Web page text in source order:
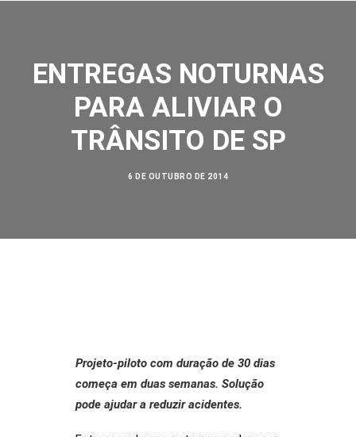
SOBRE NÓS
ENTREGAS NOTURNAS
PARA ALIVIAR O
TRÂNSITO DE SP
6 DE OUTUBRO DE 2014
Projeto-piloto com duração de 30 dias
começa em duas semanas. Solução
pode ajudar a reduzir acidentes.